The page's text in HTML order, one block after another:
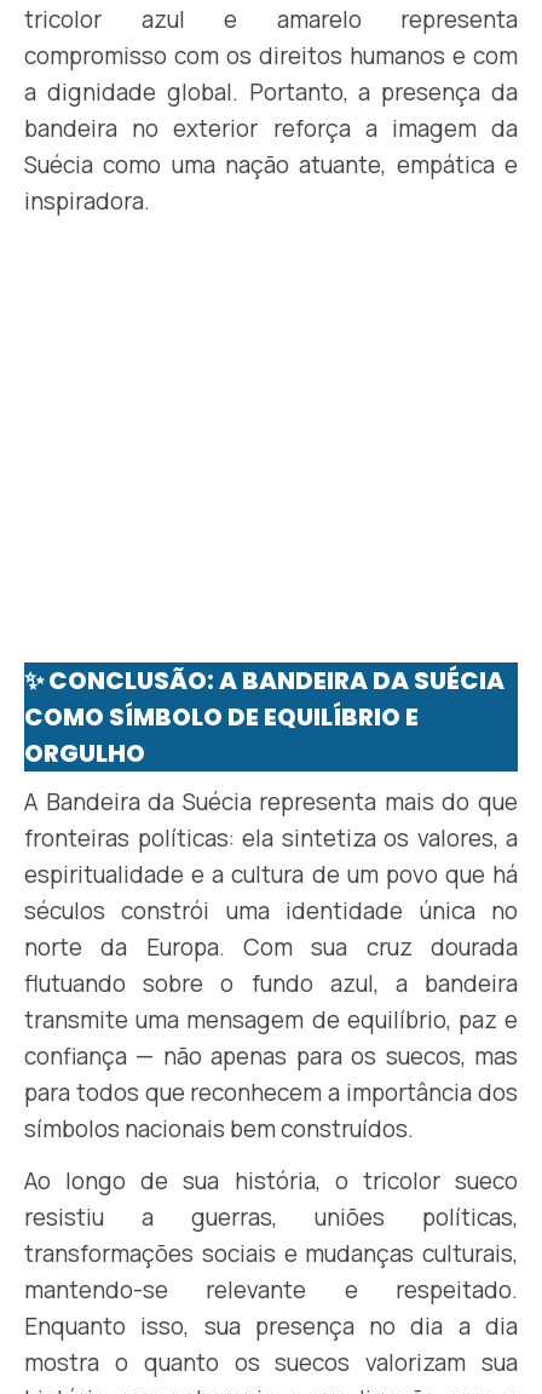
tricolor azul e amarelo representa
compromisso com os direitos humanos e com
a dignidade global. Portanto, a presença da
bandeira no exterior reforça a imagem da
Suécia como uma nação atuante, empática e
inspiradora.
✨ CONCLUSÃO: A BANDEIRA DA SUÉCIA
COMO SÍMBOLO DE EQUILÍBRIO E
ORGULHO
A Bandeira da Suécia representa mais do que
fronteiras políticas: ela sintetiza os valores, a
espiritualidade e a cultura de um povo que há
séculos constrói uma identidade única no
norte da Europa. Com sua cruz dourada
flutuando sobre o fundo azul, a bandeira
transmite uma mensagem de equilíbrio, paz e
confiança — não apenas para os suecos, mas
para todos que reconhecem a importância dos
símbolos nacionais bem construídos.
Ao longo de sua história, o tricolor sueco
resistiu a guerras, uniões políticas,
transformações sociais e mudanças culturais,
mantendo-se relevante e respeitado.
Enquanto isso, sua presença no dia a dia
mostra o quanto os suecos valorizam sua